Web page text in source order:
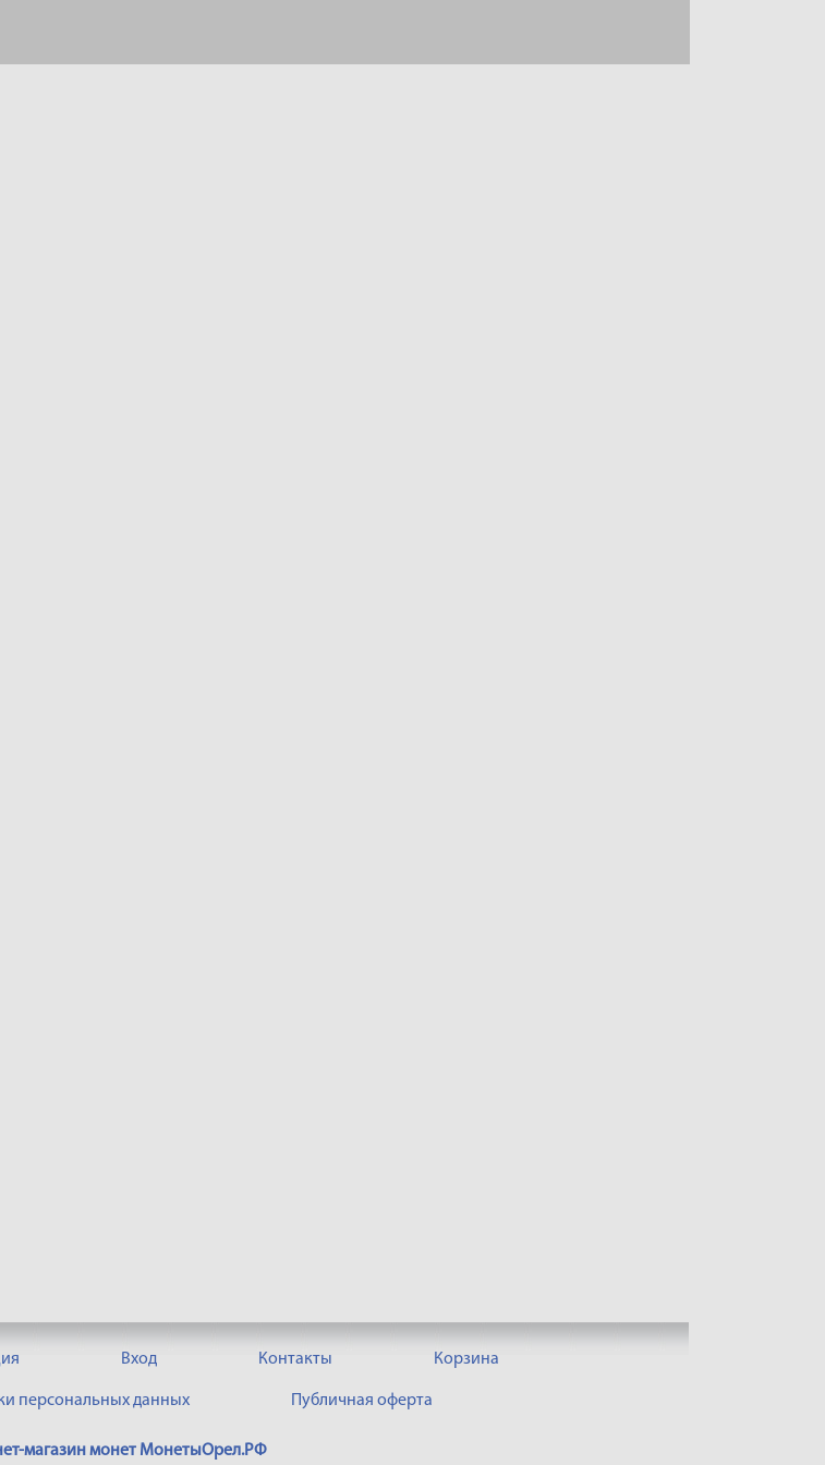
Вход Контакты Корзина
персональных данных Публичная оферта
магазин монет МонетыОрел.РФ